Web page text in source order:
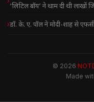
‘लिटिल बॉय’ ने थाम दी थी लाखों
डॉ. के. ए. पॉल ने मोदी-शाह से
© 2026
Made